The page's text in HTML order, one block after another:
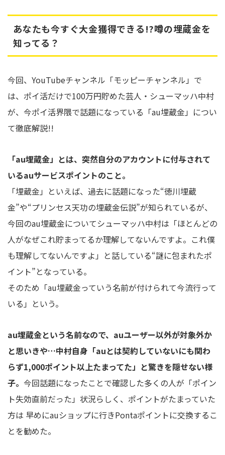
あなたも今すぐ大金獲得できる!?噂の埋蔵金を
知ってる？
今回、YouTubeチャンネル「モッピーチャンネル」で
は、ポイ活だけで100万円貯めた芸人・シューマッハ中村
が、今ポイ活界隈で話題になっている「au埋蔵金」につい
て徹底解説!!
「au埋蔵金」とは、突然自分のアカウントに付与されて
いるauサービスポイントのこと。
「埋蔵金」といえば、過去に話題になった“徳川埋蔵
金”や“プリンセス天功の埋蔵金伝説”が知られているが、
今回のau埋蔵金についてシューマッハ中村は「ほとんどの
人がなぜこれ貯まってるか理解してないんですよ。これ僕
も理解してないんですよ」と話している“謎に包まれたポ
イント”となっている。
そのため「au埋蔵金っていう名前が付けられて今流行って
いる」という。
au埋蔵金という名前なので、auユーザー以外が対象外か
と思いきや…中村自身「auとは契約していないにも関わ
らず1,000ポイント以上たまってた」と驚きを隠せない様
子。 今回話題になったことで確認した多くの人が「ポイン
ト失効直前だった」状況らしく、ポイントがたまっていた
方は 早めにauショップに行きPontaポイントに交換するこ
とを勧めた。